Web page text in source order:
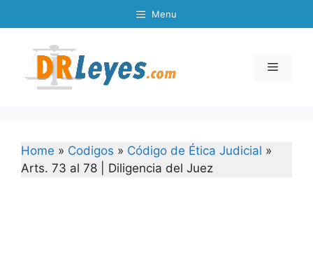
to
Menu
Menu
Home » Codigos » Código de Ética Judicial »
Arts. 73 al 78 | Diligencia del Juez